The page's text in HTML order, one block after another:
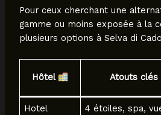
Pour ceux cherchant une
gamme ou moins exposée à la
plusieurs options à Selva di
Hôtel Atouts clés
Hotel
4 étoiles, spa,